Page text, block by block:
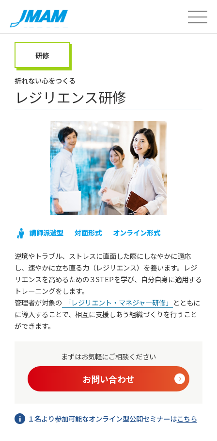
研修
折れない心をつくる
レジリエンス研修
講師派遣型 対面形式 オンライン形式
逆境やトラブル、ストレスに直面した際にしなやかに適応
し、速やかに立ち直る力（レジリエンス）を養います。レジ
リエンスを高めるための３STEPを学び、自分自身に適用する
トレーニングをします。
管理者が対象の
「レジリエント・マネジャー研修」
とともに
に導入することで、相互に支援しあう組織づくりを行うこと
ができます。
まずはお気軽にご相談ください
お問い合わせ
１名より参加可能なオンライン型公開セミナーはこちら